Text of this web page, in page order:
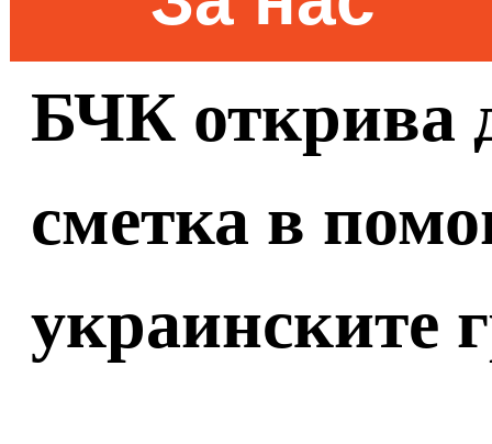
БЧК открива
сметка в
украинските